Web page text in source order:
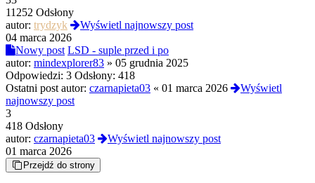
11252 Odsłony
autor: trydzyk
Wyświetl najnowszy post
04 marca 2026
Nowy post LSD - suple przed i po
autor: mindexplorer83 » 05 grudnia 2025
Odpowiedzi: 3 Odsłony: 418
Ostatni post autor: czarnapieta03 « 01 marca 2026
Wyświetl
najnowszy post
3
418 Odsłony
autor: czarnapieta03
Wyświetl najnowszy post
01 marca 2026
Przejdź do strony